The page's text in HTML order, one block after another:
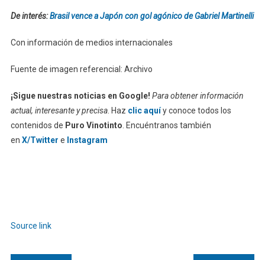
De interés:Brasil vence a Japón con gol agónico de Gabriel Martinelli
Con información de medios internacionales
Fuente de imagen referencial: Archivo
¡Sigue nuestras noticias en Google! Para obtener información
actual, interesante y precisa. Haz clic aquíy conoce todos los
contenidos de Puro Vinotinto . Encuéntranos también
en X/Twitter e Instagram
Source link